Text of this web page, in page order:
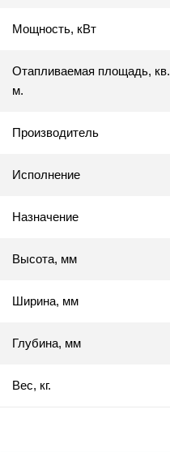
Мощность, кВт
Отапливаемая площадь, кв.
м.
Производитель
Исполнение
Назначение
Высота, мм
Ширина, мм
Глубина, мм
Вес, кг.